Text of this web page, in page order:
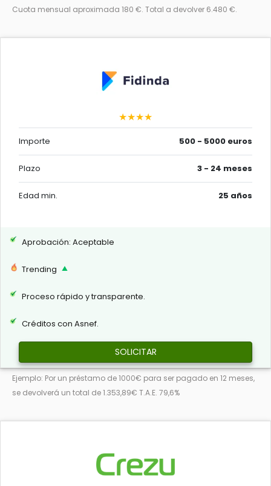
Cuota mensual aproximada 180 €. Total a devolver 6.480 €.
★★★★
Importe 500 - 5000 euros
Plazo 3 - 24 meses
Edad min. 25 años
Aprobación: Aceptable
Trending
Proceso rápido y transparente.
Créditos con Asnef.
SOLICITAR
Ejemplo: Por un préstamo de 1000€ para ser pagado en 12 meses,
se devolverá un total de 1.353,89€ T.A.E. 79,6%